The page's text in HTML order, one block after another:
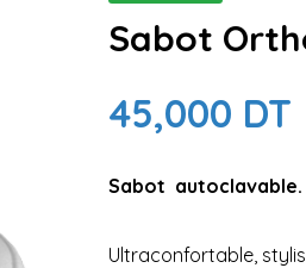
Sabot
45,000 DT
Sabot autoclavable.
Ultraconfortable,